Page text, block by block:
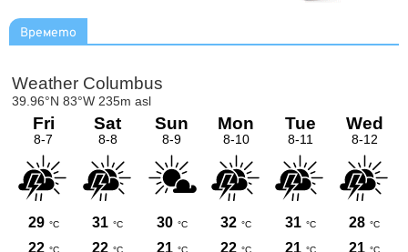
Времето